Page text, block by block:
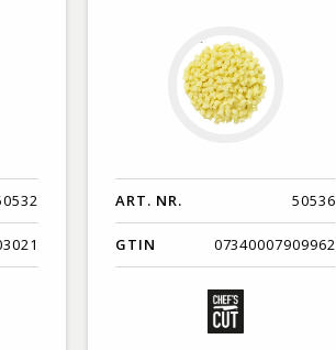
ART. NR. 50536
GTIN 07340007909962